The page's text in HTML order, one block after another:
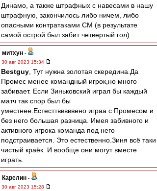
Динамо, а также штрафных с навесами в нашу
штрафную, закончилось либо ничем, либо
опасными контратаками СМ (в результате
самой острой был забит четвертый гол).
митхун -
30 авг 2023 15:34
Bestguy , Тут нужна золотая скередина.Да
Промес менее командный игрок,но много
забивает. Если Зиньковский играл бы каждый
матч так спор был бы
уместнее.Естесттвввввено играа с Промесом и
без него большая разница. Имея забивного и
активного игрока команда под него
подстраивается. Это естественно.Зиня всё таки
чистый краёк. И вообще они могут вместе
играть.
Карелин -
30 авг 2023 15:28